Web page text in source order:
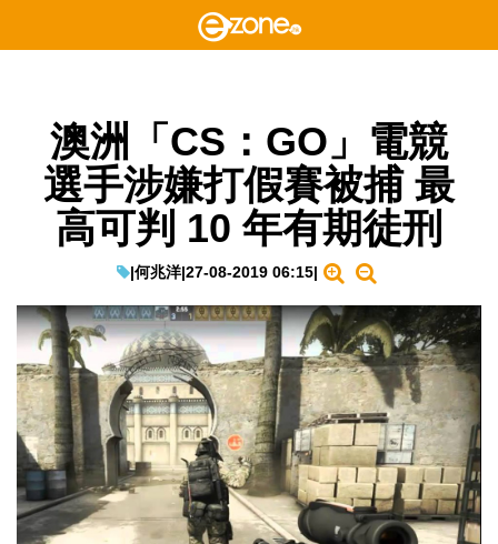
澳洲「CS：GO」電競
選手涉嫌打假賽被捕 最
高可判 10 年有期徒刑
|何兆洋|27-08-2019 06:15|